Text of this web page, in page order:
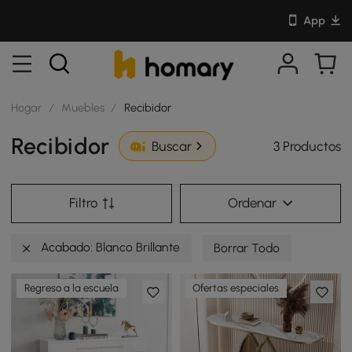
App
Hogar / Muebles / Recibidor
Recibidor Buscar 3 Productos
Filtro Ordenar
Acabado: Blanco Brillante Borrar Todo
Regreso a la escuela Ofertas especiales